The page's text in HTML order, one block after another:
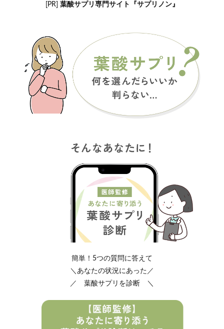
[PR] 葉酸サプリ専門サイト『サプリノン』
簡単！5つの質問に答えて
＼あなたの状況にあった／
／ 葉酸サプリを診断 ＼